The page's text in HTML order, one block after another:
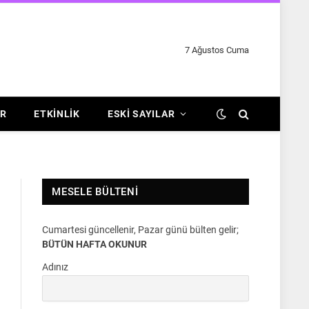
7 Ağustos Cuma
ETKINLIK ESKI SAYILAR
MESELE BÜLTENI
Cumartesi güncellenir, Pazar günü bülten gelir;
BÜTÜN HAFTA OKUNUR
Adınız